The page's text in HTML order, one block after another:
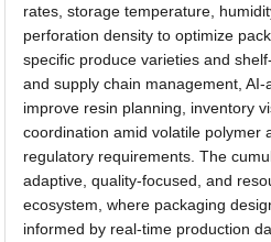
rates, storage temperature,
perforation density to optimize
specific produce varieties and
and supply chain management, AI-
improve resin planning, inventory
coordination amid volatile polymer
regulatory requirements. The
adaptive, quality-focused, and
ecosystem, where packaging
informed by real-time production